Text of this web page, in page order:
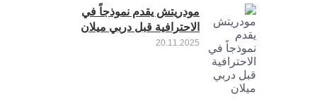
مودريتش يقدم نموذجاً في
الاحترافية قبل دربي ميلان
20.11.2025